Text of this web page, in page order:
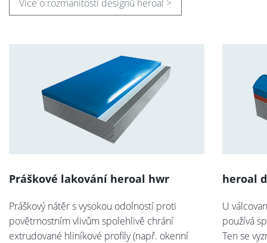
Více o rozmanitosti designů heroal >
Práškové lakování heroal hwr
Práškový nátěr s vysokou odolností proti
povětrnostním vlivům spolehlivě chrání
extrudované hliníkové profily (např. okenní
heroal
U
používá
Ten se